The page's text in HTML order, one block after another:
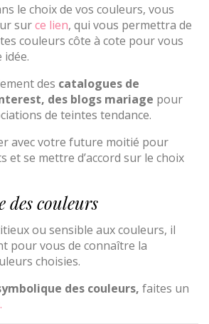
le choix de vos couleurs, vous
surce lien, qui vous permettra de
couleurs côte à cote pour vous
des catalogues de
des blogs mariage pour
de teintes tendance.
avec votre future moitié pour
et se mettre d’accord sur le choix
des couleurs
ou sensible aux couleurs, il
pour vous de connaître la
choisies.
des couleurs, faites un